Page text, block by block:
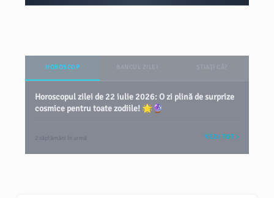
HOROSCOP
Horoscopul zilei de 22 iulie 2026: O zi plină de surprize
cosmice pentru toate zodiile! 🌟🔮
2 săptămâni în urmă VEZI TOT